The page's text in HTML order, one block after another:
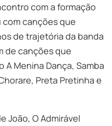
com a formação
canções que
de trajetória da banda
de canções que
A Menina Dança, Samba
Preta Pretinha e
João, O Admirável